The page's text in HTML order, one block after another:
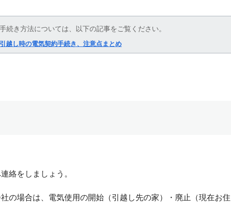
続き方法については、以下の記事をご覧ください。
越し時の電気契約手続き、注意点まとめ
絡をしましょう。
の場合は、電気使用の開始（引越し先の家）・廃止（現在お住